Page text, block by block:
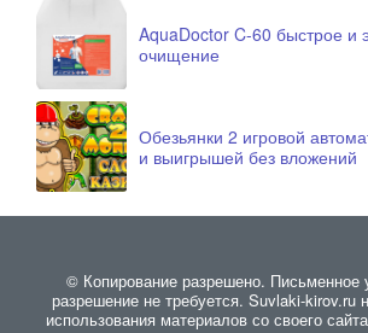
AquaDoctor C-60 быстрое и
очищение
Обезьянки 2 игровой
и выигрышей без вложений
© Копирование разрешено. Письменное
разрешение не требуется. Suvlaki-kirov.ru
использования материалов со своего